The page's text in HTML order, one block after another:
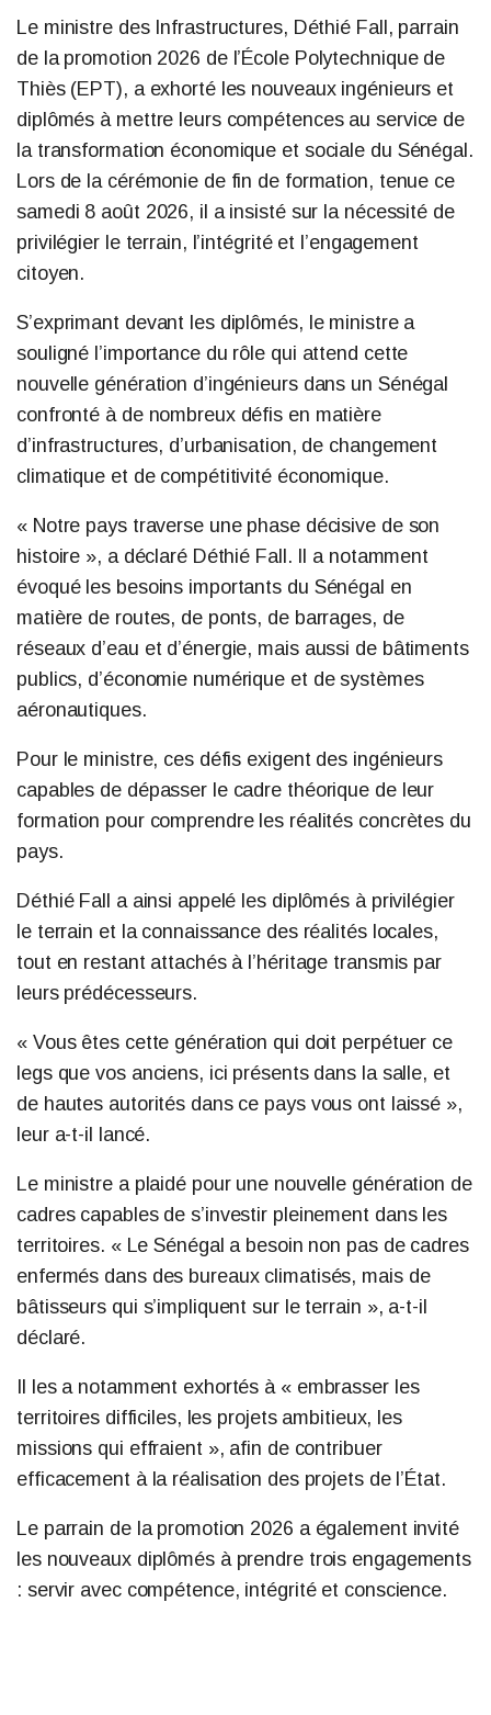
Le ministre des Infrastructures, Déthié Fall, parrain
de la promotion 2026 de l’École Polytechnique de
Thiès (EPT), a exhorté les nouveaux ingénieurs et
diplômés à mettre leurs compétences au service de
la transformation économique et sociale du Sénégal.
Lors de la cérémonie de fin de formation, tenue ce
samedi 8 août 2026, il a insisté sur la nécessité de
privilégier le terrain, l’intégrité et l’engagement
citoyen.
S’exprimant devant les diplômés, le ministre a
souligné l’importance du rôle qui attend cette
nouvelle génération d’ingénieurs dans un Sénégal
confronté à de nombreux défis en matière
d’infrastructures, d’urbanisation, de changement
climatique et de compétitivité économique.
« Notre pays traverse une phase décisive de son
histoire », a déclaré Déthié Fall. Il a notamment
évoqué les besoins importants du Sénégal en
matière de routes, de ponts, de barrages, de
réseaux d’eau et d’énergie, mais aussi de bâtiments
publics, d’économie numérique et de systèmes
aéronautiques.
Pour le ministre, ces défis exigent des ingénieurs
capables de dépasser le cadre théorique de leur
formation pour comprendre les réalités concrètes du
pays.
Déthié Fall a ainsi appelé les diplômés à privilégier
le terrain et la connaissance des réalités locales,
tout en restant attachés à l’héritage transmis par
leurs prédécesseurs.
« Vous êtes cette génération qui doit perpétuer ce
legs que vos anciens, ici présents dans la salle, et
de hautes autorités dans ce pays vous ont laissé »,
leur a-t-il lancé.
Le ministre a plaidé pour une nouvelle génération de
cadres capables de s’investir pleinement dans les
territoires. « Le Sénégal a besoin non pas de cadres
enfermés dans des bureaux climatisés, mais de
bâtisseurs qui s’impliquent sur le terrain », a-t-il
déclaré.
Il les a notamment exhortés à « embrasser les
territoires difficiles, les projets ambitieux, les
missions qui effraient », afin de contribuer
efficacement à la réalisation des projets de l’État.
Le parrain de la promotion 2026 a également invité
les nouveaux diplômés à prendre trois engagements
: servir avec compétence, intégrité et conscience.